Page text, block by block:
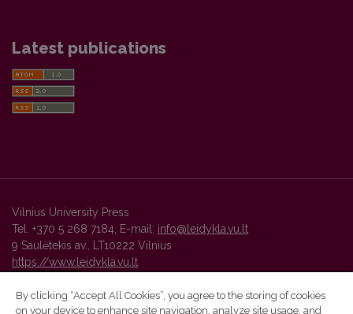
Latest publications
Vilnius University Press
Tel. +370 5 268 7184, E-mail: info@leidykla.vu.lt
9 Saulėtekis av., LT10222 Vilnius
https://www.leidykla.vu.lt
By clicking “Accept All Cookies”, you agree to the storing of cookies
on your device to enhance site navigation, analyze site usage, and